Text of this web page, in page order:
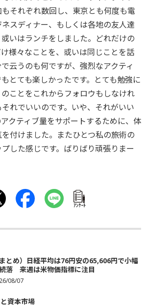
それぞれ数回し、東京とも何度も電
スディナー、もしくは各地の友人達
いはランチをしました。どれだけの
様々なことを、或いは同じことを話
云うのも何ですが、強烈なアクティ
とても楽しかったです。とても勉強に
ことをこれからフォロウもしなけれ
れでいいのです。いや、それがいい
クティブ量をサポートするために、体
付けました。またひとつ私の旅術の
した感じです。ばりばり頑張りまー
ｱﾝｹｰﾄ
まとめ）日経平均は76円安の65,606円で小幅
落 来週は米物価指標に注目
08/07
資本市場